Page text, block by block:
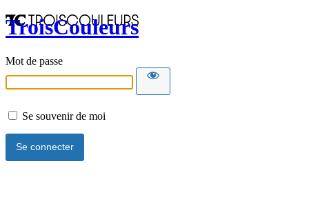
TroisCouleurs
Mot de passe
Se souvenir de moi